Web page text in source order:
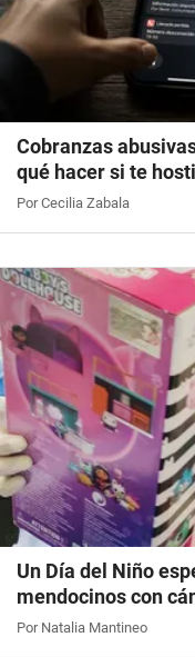
Cobranzas
qué hacer si te
Por Cecilia Zabala
Un Día del Niño
mendocinos con
Por Natalia Mantineo